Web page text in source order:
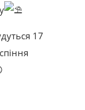
ЧСВВ +38
17